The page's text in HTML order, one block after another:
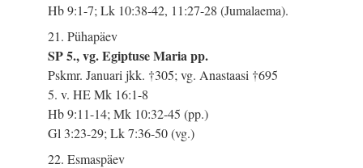
Hb 9:1-7; Lk 10:38-42, 11:27-28 (Jumalaema).
21. Pühapäev
SP 5., vg. Egiptuse Maria pp.
Pskmr. Januari jkk. †305; vg. Anastaasi †695
5. v. HE Mk 16:1-8
Hb 9:11-14; Mk 10:32-45 (pp.)
Gl 3:23-29; Lk 7:36-50 (vg.)
22. Esmaspäev